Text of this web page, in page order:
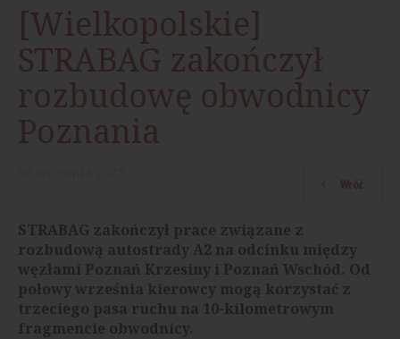
[Wielkopolskie]
STRABAG zakończył
rozbudowę obwodnicy
Poznania
Wróć
STRABAG zakończył prace związane z
rozbudową autostrady A2 na odcinku między
węzłami Poznań Krzesiny i Poznań Wschód. Od
połowy września kierowcy mogą korzystać z
trzeciego pasa ruchu na 10-kilometrowym
fragmencie obwodnicy.